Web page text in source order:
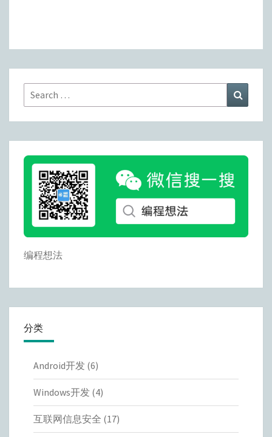
Search
for:
编程想法
分类
Android开发 (6)
Windows开发 (4)
互联网信息安全 (17)